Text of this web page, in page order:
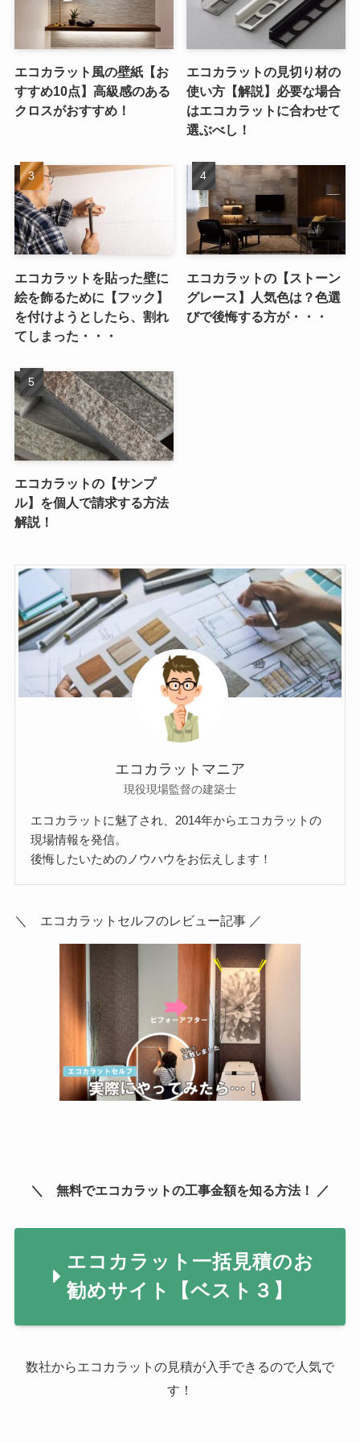
エコカラット風の壁紙【お
すすめ10点】高級感のある
クロスがおすすめ！
エコカラットの見切り材の
使い方【解説】必要な場合
はエコカラットに合わせて
選ぶべし！
エコカラットを貼った壁に
絵を飾るために【フック】
を付けようとしたら、割れ
てしまった・・・
エコカラットの【ストーン
グレース】人気色は？色選
びで後悔する方が・・・
エコカラットの【サンプ
ル】を個人で請求する方法
解説！
エコカラットマニア
現役現場監督の建築士
エコカラットに魅了され、2014年からエコカラットの
現場情報を発信。
後悔したいためのノウハウをお伝えします！
＼ エコカラットセルフのレビュー記事 ／
＼ 無料でエコカラットの工事金額を知る方法！ ／
エコカラット一括見積のお
勧めサイト【ベスト３】
数社からエコカラットの見積が入手できるので人気で
す！